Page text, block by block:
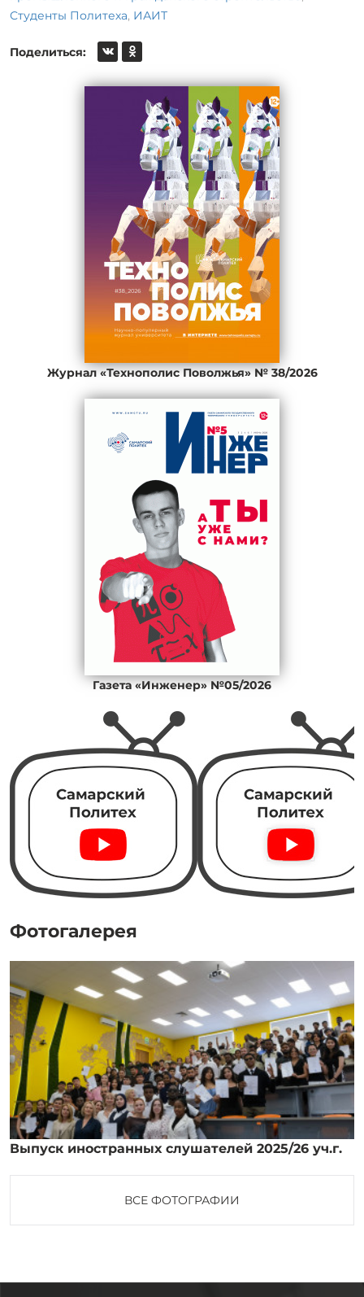
Студенты Политеха, ИАИТ
Поделиться:
Журнал «Технополис Поволжья» № 38/2026
Газета «Инженер» №05/2026
Фотогалерея
Выпуск иностранных слушателей 2025/26 уч.г.
ВСЕ ФОТОГРАФИИ